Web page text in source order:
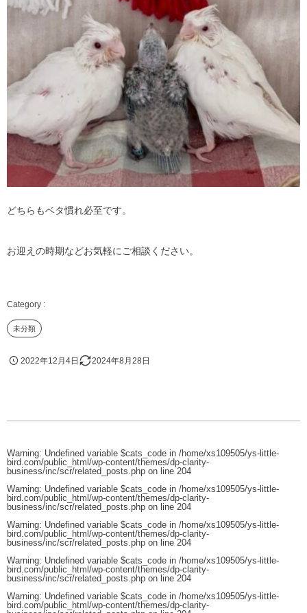
どちらもベタ慣れ必至です。
お迎えの時期などお気軽にご相談ください。
未分類
2022年12月4日 2024年8月28日
Warning: Undefined variable $cats_code in /home/xs109505/ys-little-
bird.com/public_html/wp-content/themes/dp-clarity-
business/inc/scr/related_posts.php on line 204
Warning: Undefined variable $cats_code in /home/xs109505/ys-little-
bird.com/public_html/wp-content/themes/dp-clarity-
business/inc/scr/related_posts.php on line 204
Warning: Undefined variable $cats_code in /home/xs109505/ys-little-
bird.com/public_html/wp-content/themes/dp-clarity-
business/inc/scr/related_posts.php on line 204
Warning: Undefined variable $cats_code in /home/xs109505/ys-little-
bird.com/public_html/wp-content/themes/dp-clarity-
business/inc/scr/related_posts.php on line 204
Warning: Undefined variable $cats_code in /home/xs109505/ys-little-
bird.com/public_html/wp-content/themes/dp-clarity-